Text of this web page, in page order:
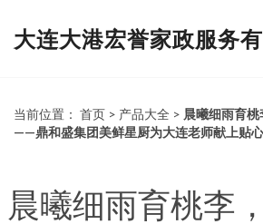
大连大港宏誉家政服务
当前位置： 首页 > 产品大全 > 晨曦细雨育
——鼎和盛集团美鲜星厨为大连老师献上贴
晨曦细雨育桃李